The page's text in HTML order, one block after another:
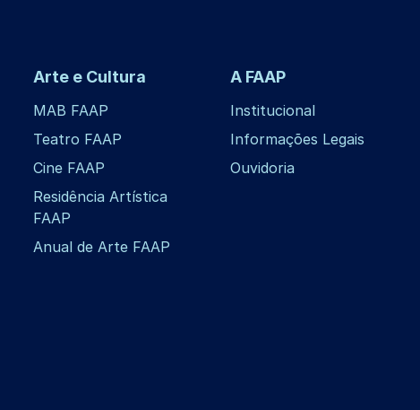
Arte e Cultura
MAB FAAP
Teatro FAAP
Cine FAAP
Residência Artística
FAAP
Anual de Arte FAAP
A FAAP
Institucional
Informações Legais
Ouvidoria